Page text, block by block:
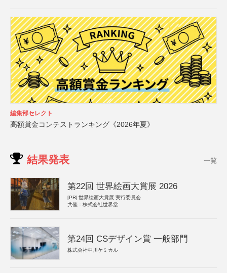
編集部セレクト
高額賞金コンテストランキング《2026年夏》
結果発表 一覧
第22回 世界絵画大賞展 2026
[PR] 世界絵画大賞展 実行委員会
共催：株式会社世界堂
第24回 CSデザイン賞 一般部門
株式会社中川ケミカル